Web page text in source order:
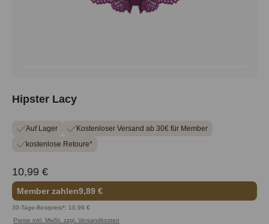
Hipster Lacy
Auf Lager
Kostenloser Versand ab 30€ für Member
kostenlose Retoure*
10,99 €
Member zahlen9,89 €
30-Tage-Bestpreis*: 10,99 €
Preise inkl. MwSt. zzgl. Versandkosten